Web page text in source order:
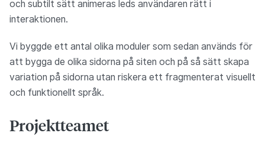
och subtilt sätt animeras leds användaren rätt i
interaktionen.
Vi byggde ett antal olika moduler som sedan används för
att bygga de olika sidorna på siten och på så sätt skapa
variation på sidorna utan riskera ett fragmenterat visuellt
och funktionellt språk.
Projektteamet